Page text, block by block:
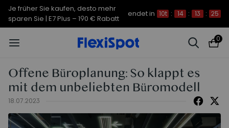
Je früher Sie kaufen, desto mehr
sparen Sie | C7 Morpher – 290 €
Rabatt
endet in 10t : 14 : 13 : 24
0
Offene Büroplanung: So klappt es
mit dem unbeliebten Büromodell
18.07.2023